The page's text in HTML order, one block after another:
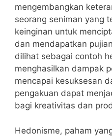
mengembangkan
seorang seniman yang
keinginan untuk
dan mendapatkan
dilihat sebagai contoh
menghasilkan dampak
mencapai kesuksesan
pengakuan dapat
bagi kreativitas dan
Hedonisme, paham